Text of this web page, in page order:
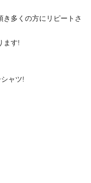
多くの方にリピートさ
ます!
ャツ!